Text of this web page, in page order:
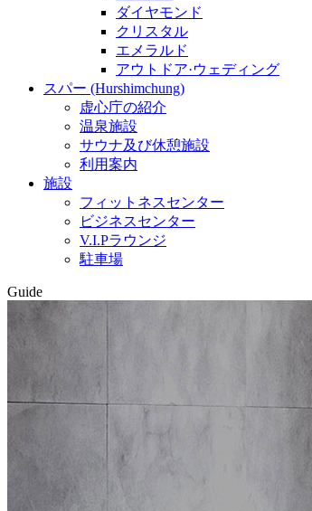
ダイヤモンド
クリスタル
エメラルド
アウトドア·ウェディング
スパー (Hurshimchung)
虚心庁の紹介
温泉施設
サウナ及び休憩施設
利用案内
施設
フィットネスセンター
ビジネスセンター
V.I.Pラウンジ
駐車場
Guide